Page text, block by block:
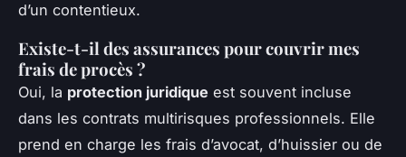
d’un contentieux.
Existe-t-il des assurances pour couvrir mes
frais de procès ?
Oui, la protection juridique est souvent incluse
dans les contrats multirisques professionnels. Elle
prend en charge les frais d’avocat, d’huissier ou de